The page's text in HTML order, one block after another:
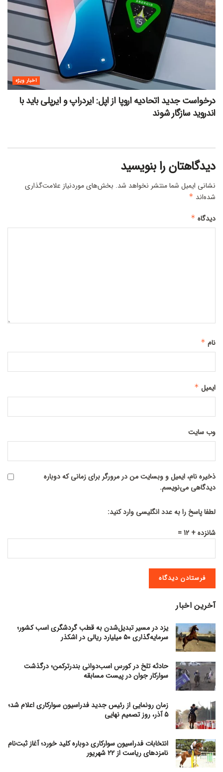
اخبار ویژه
درخواست جدید اتحادیه اروپا از اپل: ایردراپ و ایرپلی باید با
اندروید سازگار شوند
دیدگاهتان را بنویسید
نشانی ایمیل شما منتشر نخواهد شد. بخش‌های موردنیاز علامت‌گذاری
شده‌اند *
دیدگاه *
نام *
ایمیل *
وب‌ سایت
ذخیره نام، ایمیل و وبسایت من در مرورگر برای زمانی که دوباره
دیدگاهی می‌نویسم.
لطفا پاسخ را به عدد انگلیسی وارد کنید:
شانزده + 12 =
آخرین اخبار
یزد در مسیر تبدیل‌شدن به قطب گردشگری اسب کشور؛
سرمایه‌گذاری ۵۰ میلیارد ریالی در اشکذر
حادثه تلخ در کورس اسب‌دوانی بندرترکمن؛ درگذشت
سوارکار جوان در پیست مسابقه
زمان رونمایی از رئیس جدید فدراسیون سوارکاری اعلام شد؛
۵ آذر، روز تصمیم نهایی
انتخابات فدراسیون سوارکاری دوباره کلید خورد؛ آغاز ثبت‌نام
نامزدهای ریاست از ۲۲ شهریور